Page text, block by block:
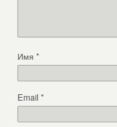
Имя *
Email*